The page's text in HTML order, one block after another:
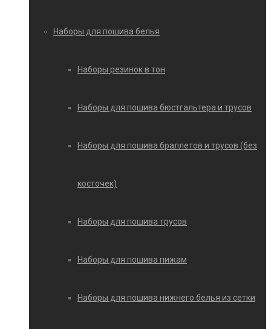
Наборы для пошива белья
Наборы резинок в тон
Наборы для пошива бюстгальтера и трусов
Наборы для пошива браллетов и трусов (без
косточек)
Наборы для пошива трусов
Наборы для пошива пижам
Наборы для пошива нижнего белья из сетки